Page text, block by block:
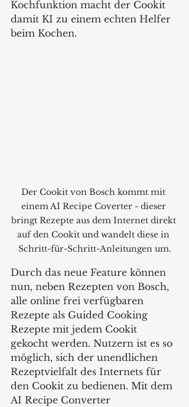
Kochfunktion macht der Cookit
damit KI zu einem echten Helfer
beim Kochen.
Der Cookit von Bosch kommt mit
einem AI Recipe Coverter - dieser
bringt Rezepte aus dem Internet direkt
auf den Cookit und wandelt diese in
Schritt-für-Schritt-Anleitungen um.
Durch das neue Feature können
nun, neben Rezepten von Bosch,
alle online frei verfügbaren
Rezepte als Guided Cooking
Rezepte mit jedem Cookit
gekocht werden. Nutzern ist es so
möglich, sich der unendlichen
Rezeptvielfalt des Internets für
den Cookit zu bedienen. Mit dem
AI Recipe Converter